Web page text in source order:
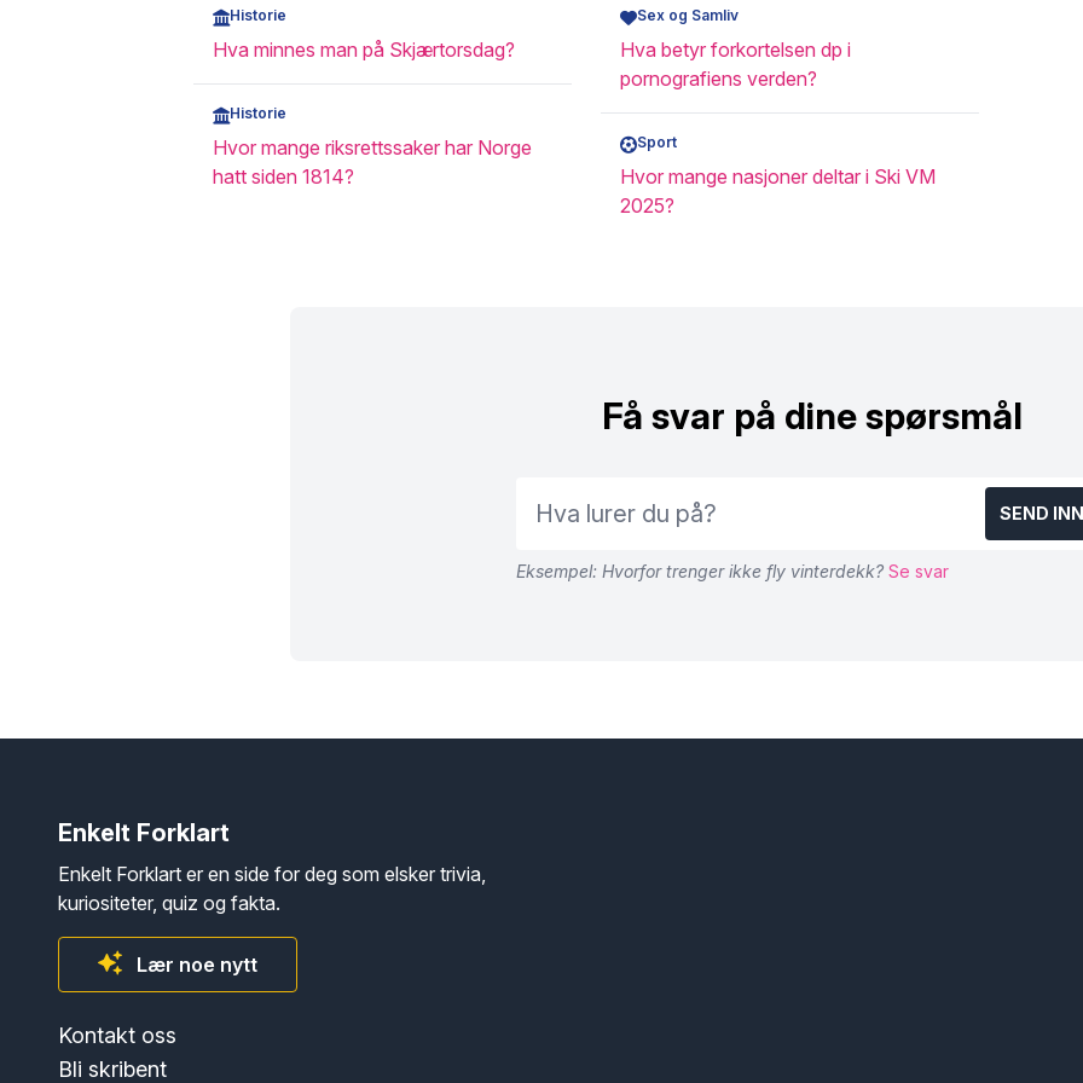
Historie
Hva minnes man på Skjærtorsdag?
Historie
Hvor mange riksrettssaker har Norge
hatt siden 1814?
Sex og Samliv
Hva betyr forkortelsen dp i
pornografiens verden?
Sport
Hvor mange nasjoner deltar i Ski VM
2025?
Få svar på dine spørsmål
SEND
Eksempel: Hvorfor trenger ikke fly vinterdekk? Se svar
Enkelt Forklart
Enkelt Forklart er en side for deg som elsker trivia,
kuriositeter, quiz og fakta.
Lær noe nytt
Kontakt oss
Bli skribent